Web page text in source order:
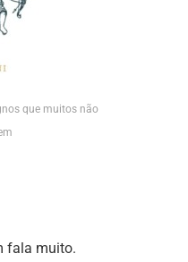
que muitos não
fala muito.